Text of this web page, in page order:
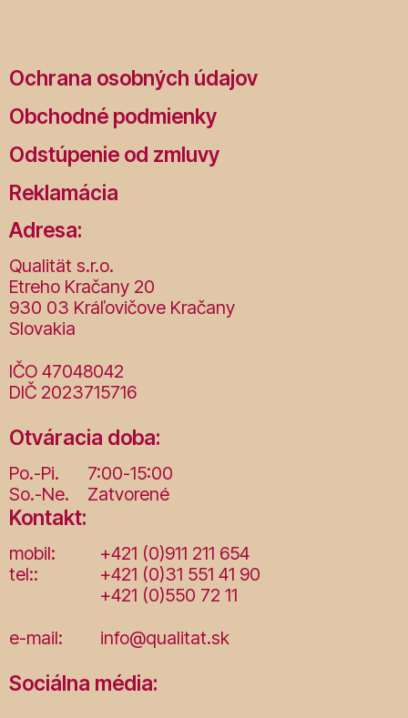
Ochrana osobných údajov
Obchodné podmienky
Odstúpenie od zmluvy
Reklamácia
Adresa:
Qualität s.r.o.
Etreho Kračany 20
930 03 Kráľovičove Kračany
Slovakia
IČO 47048042
DIČ 2023715716
Otváracia doba:
Po.-Pi.
7:00-15:00
So.-Ne.
Zatvorené
Kontakt:
mobil:
+421 (0)911 211 654
tel::
+421 (0)31 551 41 90
+421 (0)550 72 11
e-mail:
info@qualitat.sk
Sociálna média: